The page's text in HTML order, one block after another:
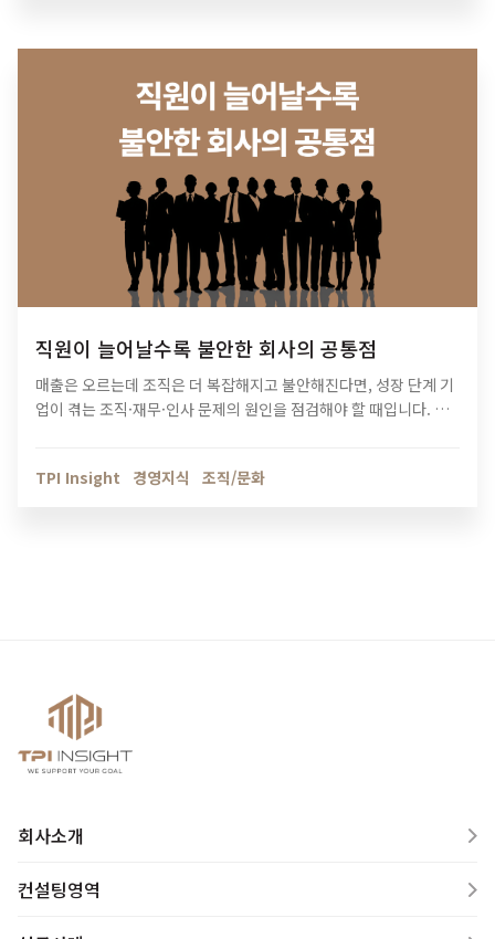
직원이 늘어날수록 불안한 회사의 공통점
매출은 오르는데 조직은 더 복잡해지고 불안해진다면, 성장 단계 기
업이 겪는 조직·재무·인사 문제의 원인을 점검해야 할 때입니다. 티
TPI Insight
경영지식 조직/문화
회사소개
컨설팅영역